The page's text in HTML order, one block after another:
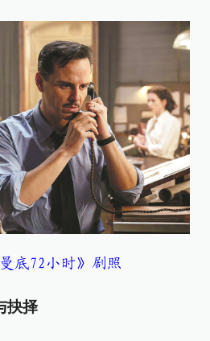
底72小时》剧照
抉择